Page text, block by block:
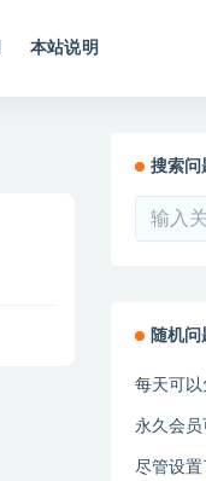
本站说明
搜索问
随机问
每天可以
永久会
尽管设置